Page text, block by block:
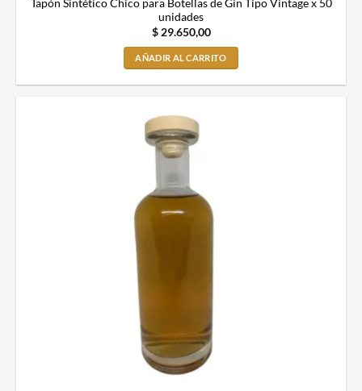
Tapón Sintético Chico para Botellas de Gin Tipo Vintage x 50
unidades
$29.650,00
AÑADIR AL CARRITO